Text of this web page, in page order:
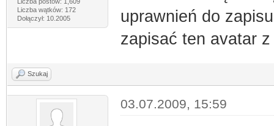
Liczba wątków: 172
Dołączył: 10.2005
uprawnień do
zapisać ten avatar
Szukaj
03.07.2009, 15:59